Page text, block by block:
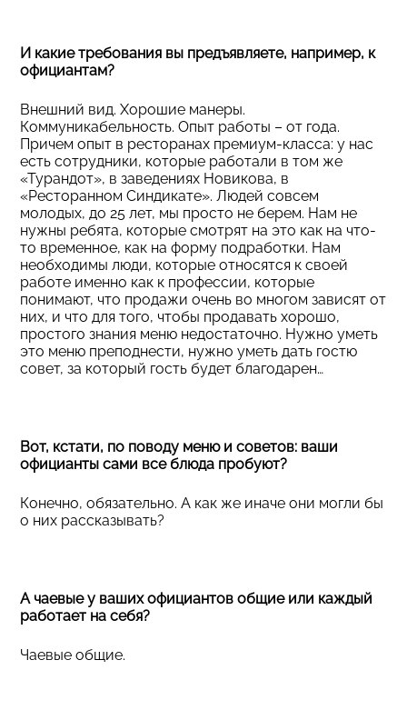
И какие требования вы предъявляете, например, к
официантам?
Внешний вид. Хорошие манеры.
Коммуникабельность. Опыт работы – от года.
Причем опыт в ресторанах премиум-класса: у нас
есть сотрудники, которые работали в том же
«Турандот», в заведениях Новикова, в
«Ресторанном Синдикате». Людей совсем
молодых, до 25 лет, мы просто не берем. Нам не
нужны ребята, которые смотрят на это как на что-
то временное, как на форму подработки. Нам
необходимы люди, которые относятся к своей
работе именно как к профессии, которые
понимают, что продажи очень во многом зависят от
них, и что для того, чтобы продавать хорошо,
простого знания меню недостаточно. Нужно уметь
это меню преподнести, нужно уметь дать гостю
совет, за который гость будет благодарен…
Вот, кстати, по поводу меню и советов: ваши
официанты сами все блюда пробуют?
Конечно, обязательно. А как же иначе они могли бы
о них рассказывать?
А чаевые у ваших официантов общие или каждый
работает на себя?
Чаевые общие.